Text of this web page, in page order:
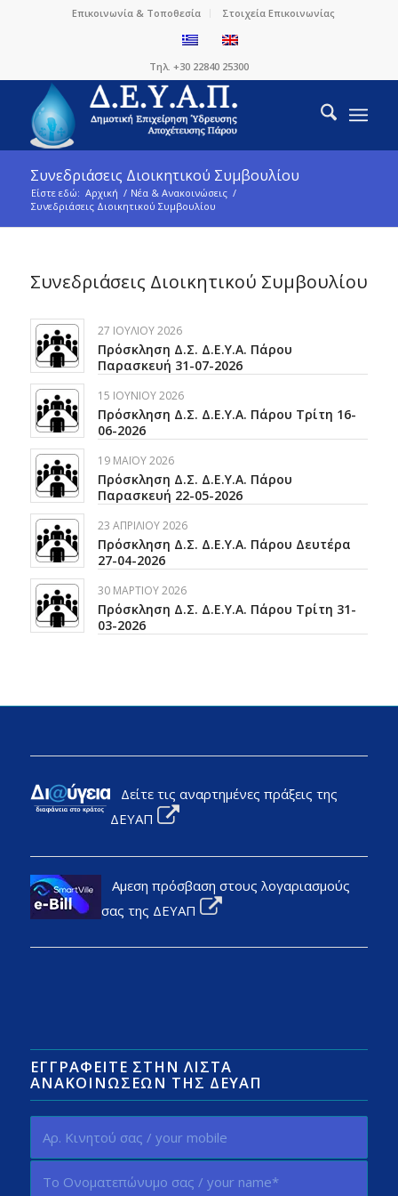
Επικοινωνία & Τοποθεσία Στοιχεία Επικοινωνίας
Τηλ. +30 22840 25300
Συνεδριάσεις Διοικητικού Συμβουλίου
Είστε εδώ: Αρχική / Νέα & Ανακοινώσεις /
Συνεδριάσεις Διοικητικού Συμβουλίου
Συνεδριάσεις Διοικητικού Συμβουλίου
27 ΙΟΥΛΊΟΥ 2026
Πρόσκληση Δ.Σ. Δ.Ε.Υ.Α. Πάρου
Παρασκευή 31-07-2026
15 ΙΟΥΝΊΟΥ 2026
Πρόσκληση Δ.Σ. Δ.Ε.Υ.Α. Πάρου Τρίτη 16-
06-2026
19 ΜΑΪ́ΟΥ 2026
Πρόσκληση Δ.Σ. Δ.Ε.Υ.Α. Πάρου
Παρασκευή 22-05-2026
23 ΑΠΡΙΛΊΟΥ 2026
Πρόσκληση Δ.Σ. Δ.Ε.Υ.Α. Πάρου Δευτέρα
27-04-2026
30 ΜΑΡΤΊΟΥ 2026
Πρόσκληση Δ.Σ. Δ.Ε.Υ.Α. Πάρου Τρίτη 31-
03-2026
Δείτε τις αναρτημένες πράξεις της
ΔΕΥΑΠ
Αμεση πρόσβαση στους λογαριασμούς
σας της ΔΕΥΑΠ
ΕΓΓΡΑΦΕΊΤΕ ΣΤΗΝ ΛΊΣΤΑ
ΑΝΑΚΟΙΝΏΣΕΩΝ ΤΗΣ ΔΕΥΑΠ